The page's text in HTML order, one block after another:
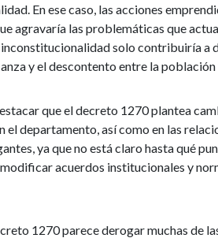
En ese caso, las acciones
agravaría las problemáticas que
solo contribuiría a
y el descontento entre la
que el decreto 1270 plantea
el departamento, así como en las
ya que no está claro hasta qué
acuerdos institucionales y
1270 parece derogar muchas de